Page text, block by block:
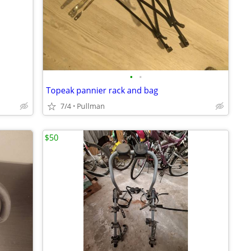
• •
Topeak pannier rack and bag
7/4 Pullman
$50